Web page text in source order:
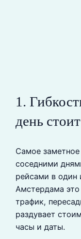
1.
день
Самое
соседними
рейсами в один
Амстердама
трафик,
раздувает
часы и даты.